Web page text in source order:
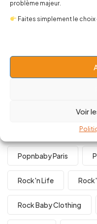
problème majeur.
Faites simplement le
Voir
Giveaway Popnbaby
Maman Rock N Roll
Popnbaby Paris
Rock'n Life
Rock Baby Clothing